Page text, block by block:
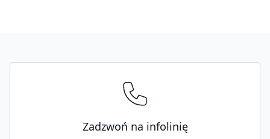
quantity
Zadzwoń na infolinię